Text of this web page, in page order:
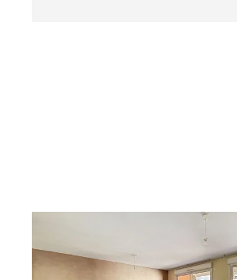
111,09 m
Ref : 25380